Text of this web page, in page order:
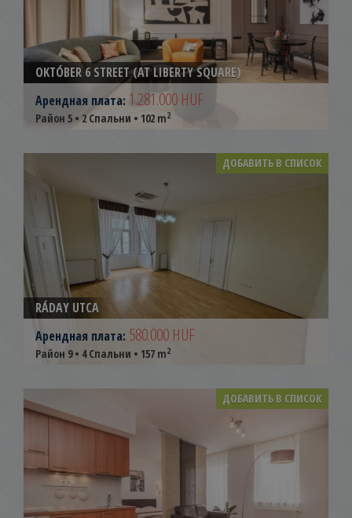
OKTÓBER 6 STREET (AT LIBERTY SQUARE)
Арендная плата: 1.281.000 HUF
Район 5 • 2 Спальни • 102 m2
ДОБАВИТЬ В СПИСОК
RÁDAY UTCA
Арендная плата: 580.000 HUF
Район 9 • 4 Спальни • 157 m2
ДОБАВИТЬ В СПИСОК